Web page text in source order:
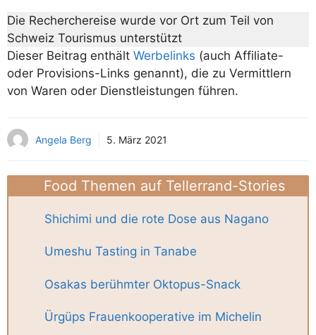
Die Recherchereise wurde vor Ort zum Teil von
Schweiz Tourismus unterstützt
Dieser Beitrag enthält Werbelinks (auch Affiliate-
oder Provisions-Links genannt), die zu Vermittlern
von Waren oder Dienstleistungen führen.
Angela Berg 5. März 2021
Food Themen auf Tellerrand-Stories
Shichimi und die rote Dose aus Nagano
Umeshu Tasting in Tanabe
Osakas berühmter Oktopus-Snack
Ürgüps Frauenkooperative im Michelin